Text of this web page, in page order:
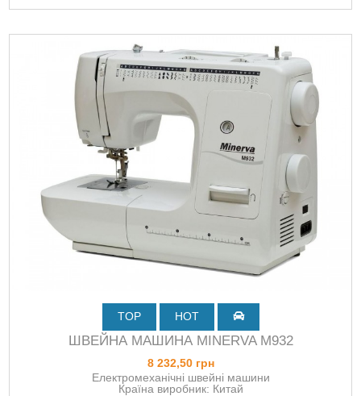
TOP HOT
ШВЕЙНА МАШИНА MINERVA M932
8 232,50 грн
Електромеханічні швейні машини
Країна виробник: Китай